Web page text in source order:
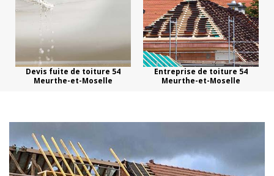
Devis fuite de toiture 54
Meurthe-et-Moselle
Entreprise de toiture 54
Meurthe-et-Moselle